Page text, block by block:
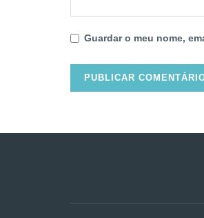
Guardar o meu nome,